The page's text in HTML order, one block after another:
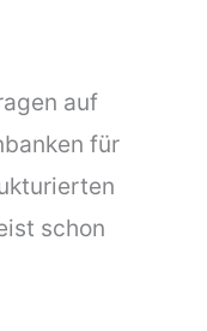
auf
für
schon